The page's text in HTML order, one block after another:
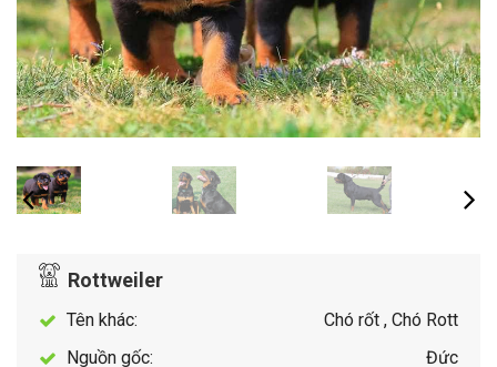
Rottweiler
Tên khác:
Chó rốt , Chó Rott
Nguồn gốc:
Đức